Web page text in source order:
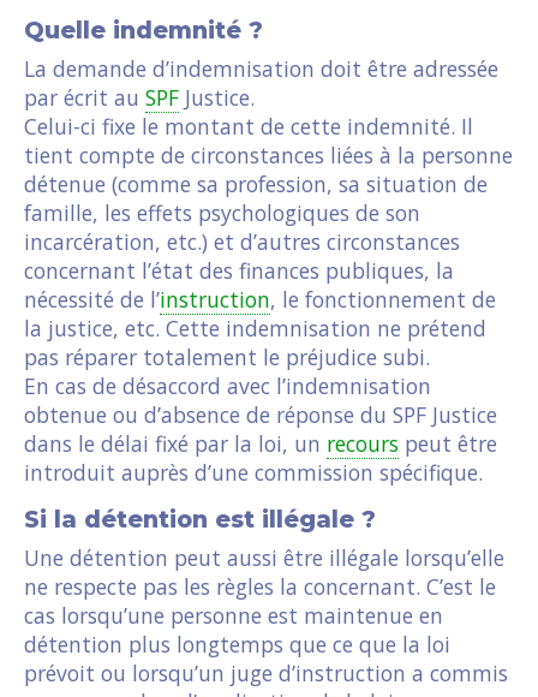
Quelle indemnité ?
La demande d’indemnisation doit être adressée
par écrit au SPF Justice.
Celui-ci fixe le montant de cette indemnité. Il
tient compte de circonstances liées à la personne
détenue (comme sa profession, sa situation de
famille, les effets psychologiques de son
incarcération, etc.) et d’autres circonstances
concernant l’état des finances publiques, la
nécessité de l’instruction, le fonctionnement de
la justice, etc. Cette indemnisation ne prétend
pas réparer totalement le préjudice subi.
En cas de désaccord avec l’indemnisation
obtenue ou d’absence de réponse du SPF Justice
dans le délai fixé par la loi, un recours peut être
introduit auprès d’une commission spécifique.
Si la détention est illégale ?
Une détention peut aussi être illégale lorsqu’elle
ne respecte pas les règles la concernant. C’est le
cas lorsqu’une personne est maintenue en
détention plus longtemps que ce que la loi
prévoit ou lorsqu’un juge d’instruction a commis